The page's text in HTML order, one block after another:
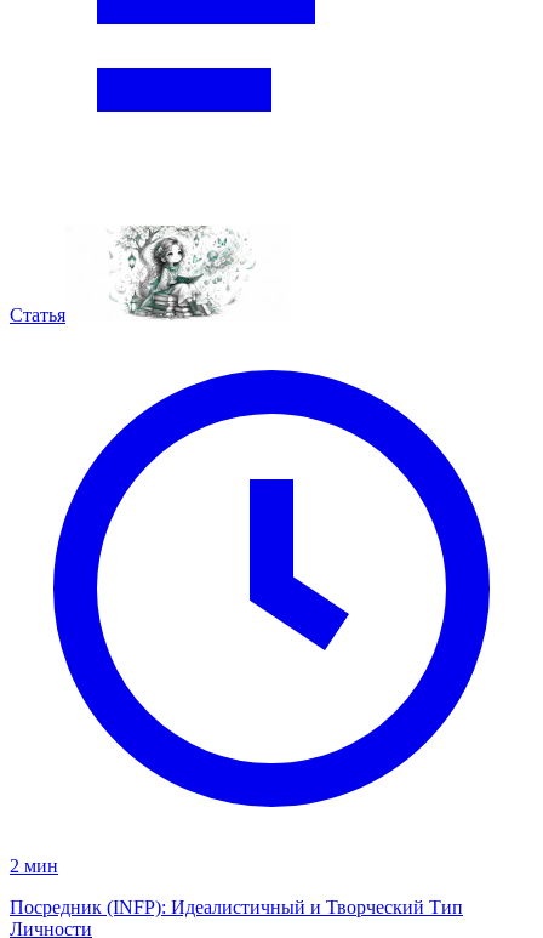
Статья
2 мин
Посредник (INFP): Идеалистичный и Творческий Тип
Личности